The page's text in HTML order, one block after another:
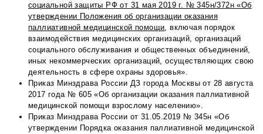
социальной защиты РФ от 31 мая 2019 г. № 345н/372н «Об
утверждении Положения об организации оказания
паллиативной медицинской помощи, включая порядок
взаимодействия медицинских организаций, организаций
социального обслуживания и общественных объединений,
иных некоммерческих организаций, осуществляющих свою
деятельность в сфере охраны здоровья».
Приказ Минздрава России ДЗ города Москвы от 28 августа
2017 года № 605 «Об организации оказания паллиативной
медицинской помощи взрослому населению».
Приказ Минздрава России от 31.05.2019 № 345н «Об
утверждении Порядка оказания паллиативной медицинской